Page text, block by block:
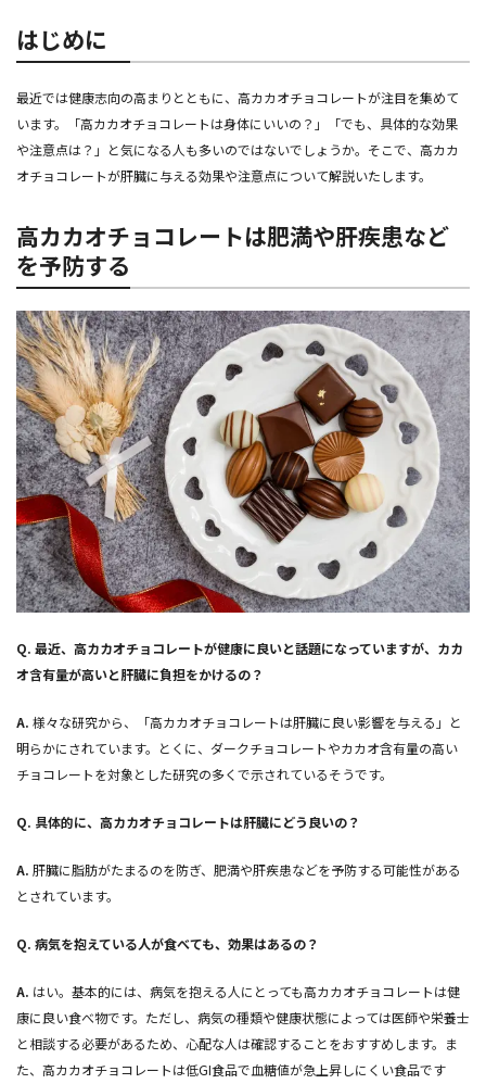
はじめに
最近では健康志向の高まりとともに、高カカオチョコレートが注目を集めて
います。「高カカオチョコレートは身体にいいの？」「でも、具体的な効果
や注意点は？」と気になる人も多いのではないでしょうか。そこで、高カカ
オチョコレートが肝臓に与える効果や注意点について解説いたします。
高カカオチョコレートは肥満や肝疾患など
を予防する
Q. 最近、高カカオチョコレートが健康に良いと話題になっていますが、カカ
オ含有量が高いと肝臓に負担をかけるの？
A. 様々な研究から、「高カカオチョコレートは肝臓に良い影響を与える」と
明らかにされています。とくに、ダークチョコレートやカカオ含有量の高い
チョコレートを対象とした研究の多くで示されているそうです。
Q. 具体的に、高カカオチョコレートは肝臓にどう良いの？
A. 肝臓に脂肪がたまるのを防ぎ、肥満や肝疾患などを予防する可能性がある
とされています。
Q. 病気を抱えている人が食べても、効果はあるの？
A. はい。基本的には、病気を抱える人にとっても高カカオチョコレートは健
康に良い食べ物です。ただし、病気の種類や健康状態によっては医師や栄養士
と相談する必要があるため、心配な人は確認することをおすすめします。ま
た、高カカオチョコレートは低GI食品で血糖値が急上昇しにくい食品です